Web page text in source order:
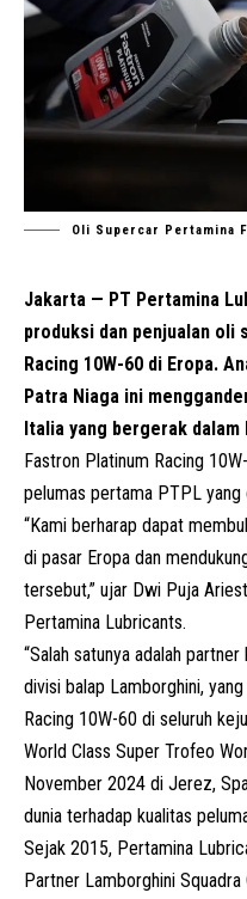
Oli Supercar Pertamina
Jakarta — PT Pertamina
produksi dan penjualan oli
Racing 10W-60 di Eropa.
Patra Niaga ini
Italia yang bergerak
Fastron Platinum Racing
pelumas pertama PTPL
“Kami berharap dapat
di pasar Eropa dan
tersebut,” ujar Dwi Puja
Pertamina Lubricants.
“Salah satunya adalah
divisi balap Lamborghini,
Racing 10W-60 di seluruh
World Class Super Trofeo
November 2024 di Jerez,
dunia terhadap kualitas
Sejak 2015, Pertamina
Partner Lamborghini